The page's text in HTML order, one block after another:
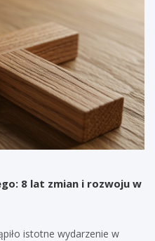
8 lat zmian i rozwoju w
istotne wydarzenie w